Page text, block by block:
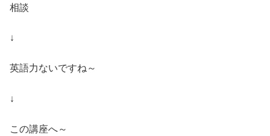
相談
↓
英語力ないですね～
↓
この講座へ～